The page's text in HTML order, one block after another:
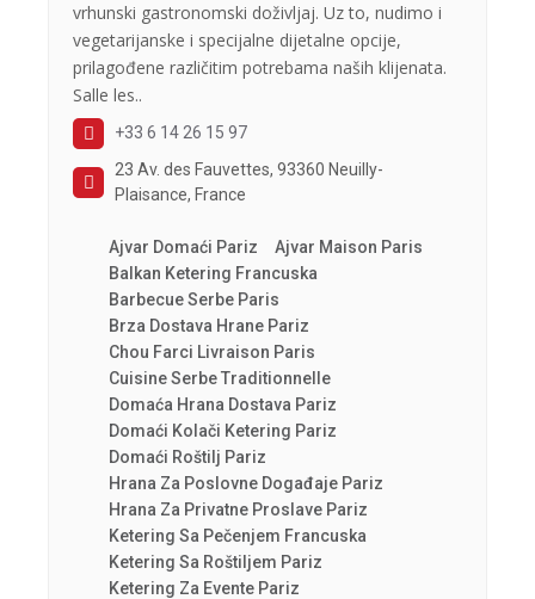
vrhunski gastronomski doživljaj. Uz to, nudimo i
vegetarijanske i specijalne dijetalne opcije,
prilagođene različitim potrebama naših klijenata.
Salle les..
+33 6 14 26 15 97
23 Av. des Fauvettes, 93360 Neuilly-
Plaisance, France
Ajvar Domaći Pariz
Ajvar Maison Paris
Balkan Ketering Francuska
Barbecue Serbe Paris
Brza Dostava Hrane Pariz
Chou Farci Livraison Paris
Cuisine Serbe Traditionnelle
Domaća Hrana Dostava Pariz
Domaći Kolači Ketering Pariz
Domaći Roštilj Pariz
Hrana Za Poslovne Događaje Pariz
Hrana Za Privatne Proslave Pariz
Ketering Sa Pečenjem Francuska
Ketering Sa Roštiljem Pariz
Ketering Za Evente Pariz